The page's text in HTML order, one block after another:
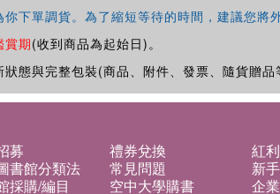
下單調貨。為了縮短等待的時間，建議您
賞期(收到商品為起始日)。
態與完整包裝(商品、附件、發票、隨貨贈品
募 禮券兌換
紅
書館分類法 常見問題
新
採購/編目 空中大學購書
企